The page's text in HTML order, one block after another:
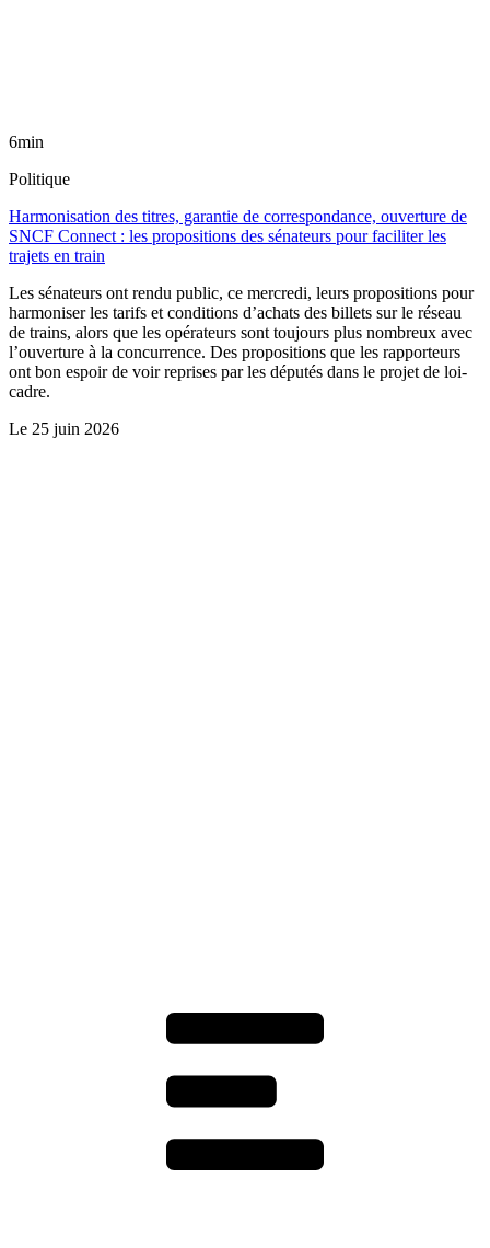
6min
Politique
Harmonisation des titres, garantie de correspondance, ouverture de
SNCF Connect : les propositions des sénateurs pour faciliter les
trajets en train
Les sénateurs ont rendu public, ce mercredi, leurs propositions pour
harmoniser les tarifs et conditions d’achats des billets sur le réseau
de trains, alors que les opérateurs sont toujours plus nombreux avec
l’ouverture à la concurrence. Des propositions que les rapporteurs
ont bon espoir de voir reprises par les députés dans le projet de loi-
cadre.
Le 25 juin 2026